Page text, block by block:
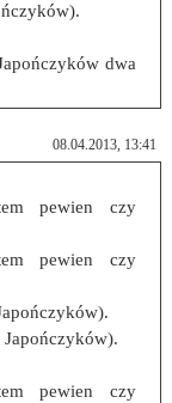
dwa
08.04.2013, 13:41
pewien czy
pewien czy
pewien czy